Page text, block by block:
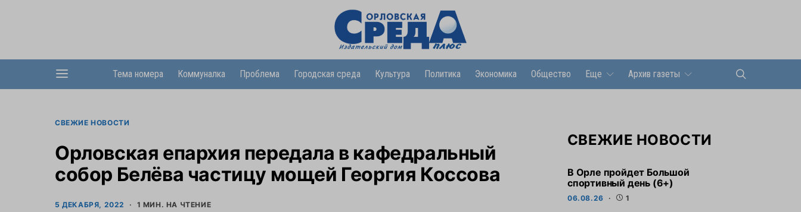
Тема номера Коммуналка Проблема Городская среда Культура Политика Экономика Общество Еще Архив газеты
СВЕЖИЕ НОВОСТИ
Орловская епархия передала в кафедральный
собор Белёва частицу мощей Георгия Коссова
5 ДЕКАБРЯ, 2022 1 МИН. НА ЧТЕНИЕ
СВЕЖИЕ НОВОСТИ
В Орле пройдет Большой
спортивный день (6+)
06.08.26 1